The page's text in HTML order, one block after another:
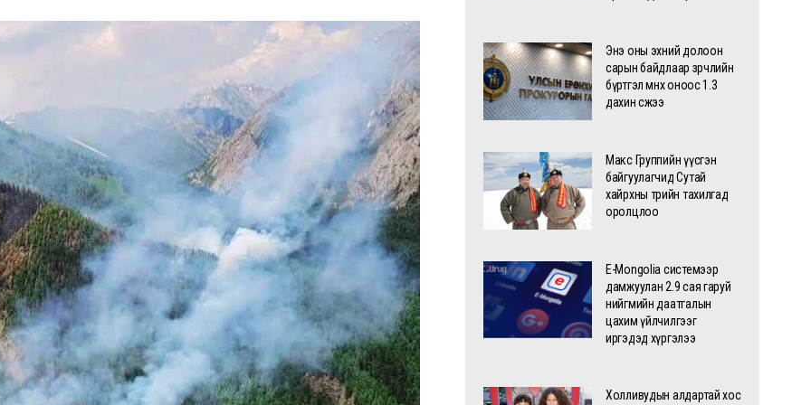
Энэ оны эхний долоон
сарын байдлаар зөрчлийн
бүртгэл өмнөх оноос 1.3
дахин өсжээ
Макс Группийн үүсгэн
байгуулагчид Сутай
хайрхны төрийн тахилгад
оролцлоо
E-Mongolia системээр
дамжуулан 2.9 сая гаруй
нийгмийн даатгалын
цахим үйлчилгээг
иргэдэд хүргэлээ
Холливудын алдартай хос